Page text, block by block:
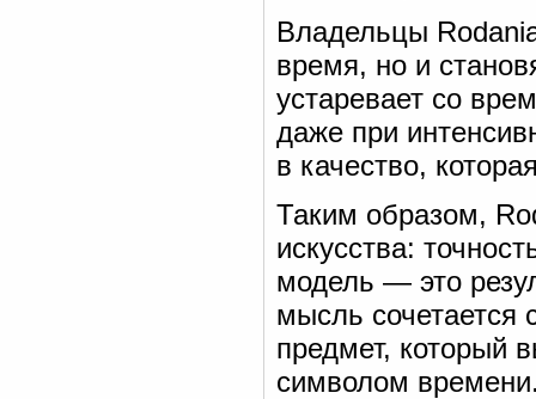
Владельцы
время, но и
устаревает со
даже при
в качество,
Таким образом,
искусства:
модель — это
мысль сочетается
предмет, который
символом